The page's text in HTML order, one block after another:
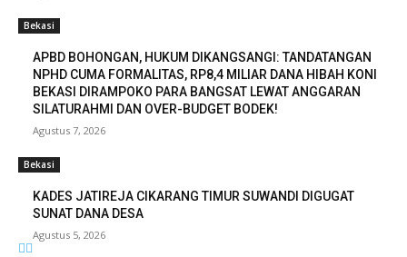
Bekasi
APBD BOHONGAN, HUKUM DIKANGSANGI: TANDATANGAN
NPHD CUMA FORMALITAS, RP8,4 MILIAR DANA HIBAH KONI
BEKASI DIRAMPOKO PARA BANGSAT LEWAT ANGGARAN
SILATURAHMI DAN OVER-BUDGET BODEK!
Agustus 7, 2026
Bekasi
KADES JATIREJA CIKARANG TIMUR SUWANDI DIGUGAT
SUNAT DANA DESA
Agustus 5, 2026